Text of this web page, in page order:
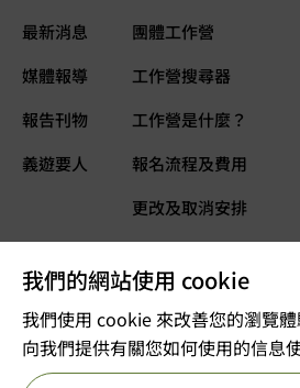
我們的網站使用 cookie
我們使用 cookie 來改善您的瀏覽
向我們提供有關您如何使用的信息
最新消息
媒體報導
報告刊物
義遊要人
團體工作營
工作營搜尋器
工作營是什麼？
報名流程及費用
更改及取消安排
義遊網誌 立即捐款
©2025 版權屬VOLTRA義遊所有